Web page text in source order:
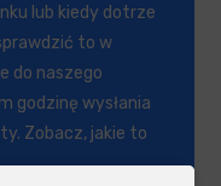
lub kiedy dotrze
to w
do naszego
godzinę wysłania
Zobacz, jakie to